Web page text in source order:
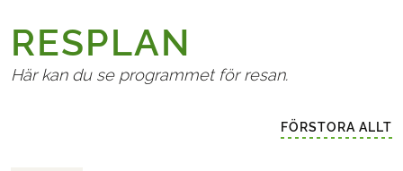
RESPLAN
Här kan du se programmet för resan.
FÖRSTORA ALLT